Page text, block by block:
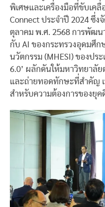
พิเศษและเครื่องมือที่ขับเคลื่
Connect ประจำปี 2024 ซึ่ง
ตุลาคม พ.ศ. 2568 การพัฒน
กับ AI ของกระทรวงอุดมศึก
นวัตกรรม (MHESI) ของประ
6.0’ ผลักดันให้มหาวิทยาลัย
และถ่ายทอดทักษะที่สำคัญ
สำหรับความต้องการของยุค